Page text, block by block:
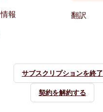
報
翻訳
サブスクリプションを終了
契約を解約する